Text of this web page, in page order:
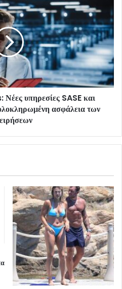
υπηρεσίες SASE και
ασφάλεια των